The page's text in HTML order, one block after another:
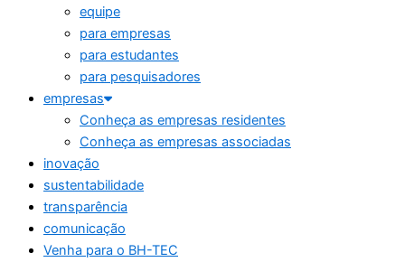
equipe
para empresas
para estudantes
para pesquisadores
empresas
Conheça as empresas residentes
Conheça as empresas associadas
inovação
sustentabilidade
transparência
comunicação
Venha para o BH-TEC